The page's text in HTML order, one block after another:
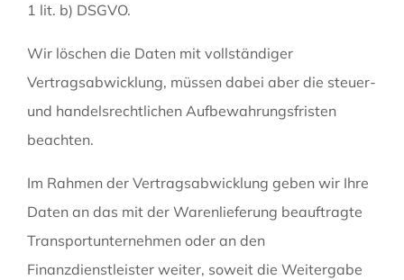
1 lit. b) DSGVO.
Wir löschen die Daten mit vollständiger
Vertragsabwicklung, müssen dabei aber die steuer-
und handelsrechtlichen Aufbewahrungsfristen
beachten.
Im Rahmen der Vertragsabwicklung geben wir Ihre
Daten an das mit der Warenlieferung beauftragte
Transportunternehmen oder an den
Finanzdienstleister weiter, soweit die Weitergabe